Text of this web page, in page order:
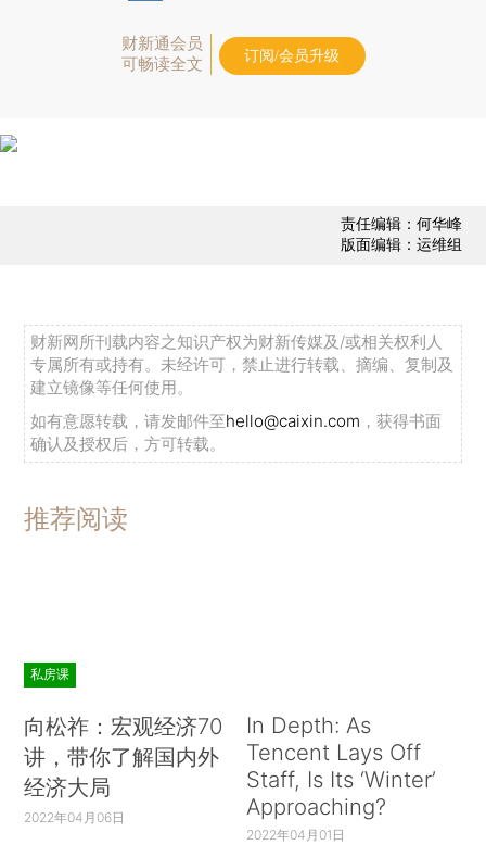
财新通会员
可畅读全文
订阅/会员升级
责任编辑：何华峰
版面编辑：运维组
财新网所刊载内容之知识产权为财新传媒及/或相关权利人
专属所有或持有。未经许可，禁止进行转载、摘编、复制及
建立镜像等任何使用。
如有意愿转载，请发邮件至hello@caixin.com ，获得书面
确认及授权后，方可转载。
推荐阅读
私房课
向松祚：宏观经济70
讲，带你了解国内外
经济大局
2022年04月06日
In Depth: As
Tencent Lays Off
Staff, Is Its ‘Winter’
Approaching?
2022年04月01日